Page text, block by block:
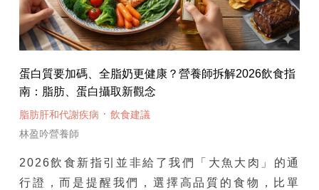
蛋白質要加碼、全脂奶更健康？營養師拆解2026飲食指
南：脂肪、蛋白攝取新觀念
脂肪肝和代謝疾病 · 飲食建議
林盈吟營養師
2026飲食新指引並非給了我們「大魚大肉」的通
行證，而是提醒我們，選擇高品質的食物，比單